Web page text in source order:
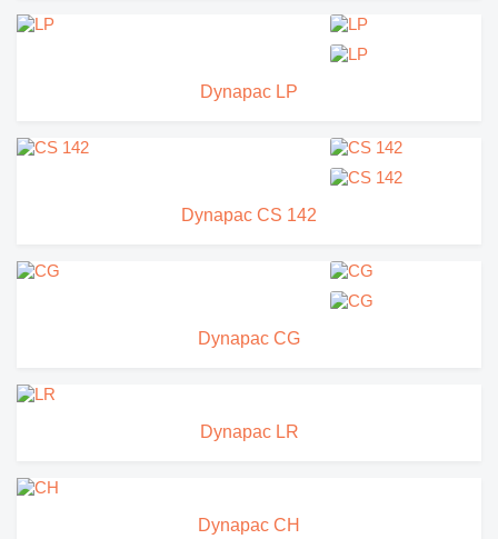
Dynapac LP
Dynapac CS 142
Dynapac CG
Dynapac LR
Dynapac CH